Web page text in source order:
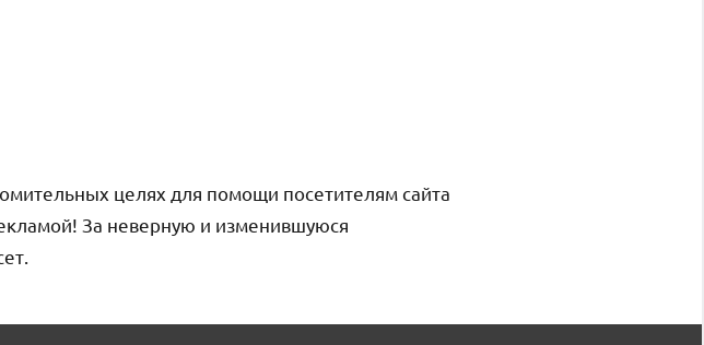
целях для помощи посетителям сайта
За неверную и изменившуюся